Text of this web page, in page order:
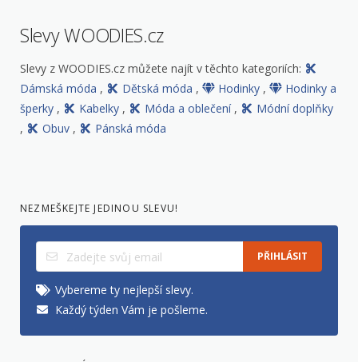
Slevy WOODIES.cz
Slevy z WOODIES.cz můžete najít v těchto kategoriích:
Dámská móda , Dětská móda , Hodinky ,
Hodinky a
šperky , Kabelky , Móda a oblečení ,
Módní doplňky
,
Obuv , Pánská móda
NEZMEŠKEJTE JEDINOU SLEVU!
PŘIHLÁSIT
Vybereme ty nejlepší slevy.
Každý týden Vám je pošleme.